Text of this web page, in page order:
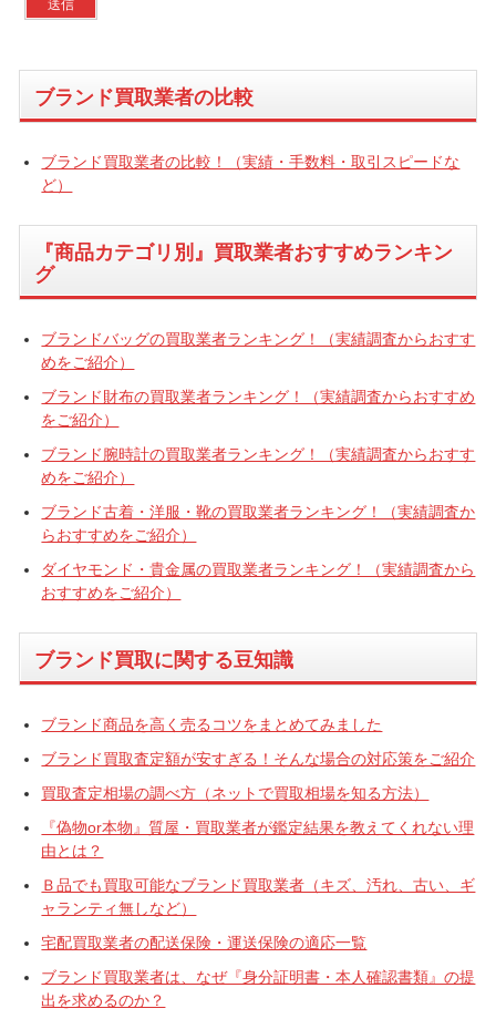
ブランド買取業者の比較
ブランド買取業者の比較！（実績・手数料・取引スピードな
ど）
『商品カテゴリ別』買取業者おすすめランキン
グ
ブランドバッグの買取業者ランキング！（実績調査からおすす
めをご紹介）
ブランド財布の買取業者ランキング！（実績調査からおすすめ
をご紹介）
ブランド腕時計の買取業者ランキング！（実績調査からおすす
めをご紹介）
ブランド古着・洋服・靴の買取業者ランキング！（実績調査か
らおすすめをご紹介）
ダイヤモンド・貴金属の買取業者ランキング！（実績調査から
おすすめをご紹介）
ブランド買取に関する豆知識
ブランド商品を高く売るコツをまとめてみました
ブランド買取査定額が安すぎる！そんな場合の対応策をご紹介
買取査定相場の調べ方（ネットで買取相場を知る方法）
『偽物or本物』質屋・買取業者が鑑定結果を教えてくれない理
由とは？
Ｂ品でも買取可能なブランド買取業者（キズ、汚れ、古い、ギ
ャランティ無しなど）
宅配買取業者の配送保険・運送保険の適応一覧
ブランド買取業者は、なぜ『身分証明書・本人確認書類』の提
出を求めるのか？